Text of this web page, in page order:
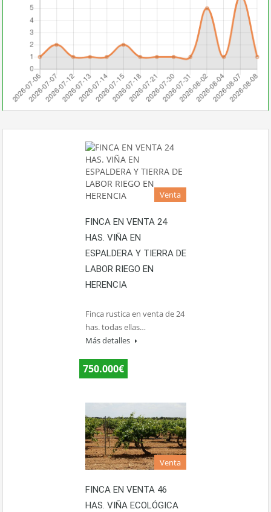
Venta
FINCA EN VENTA 24
HAS. VIÑA EN
ESPALDERA Y TIERRA DE
LABOR RIEGO EN
HERENCIA
Finca rustica en venta de 24
has. todas ellas…
Más detalles
750.000€
Venta
FINCA EN VENTA 46
HAS. VIÑA ECOLÓGICA